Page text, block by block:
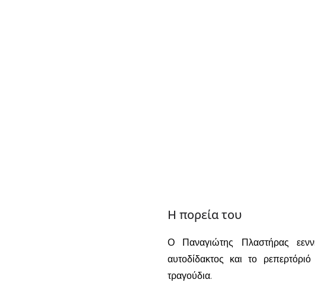
Η πορεία του
Ο Παναγιώτης Πλαστήρας
αυτοδίδακτος και το
τραγούδια.